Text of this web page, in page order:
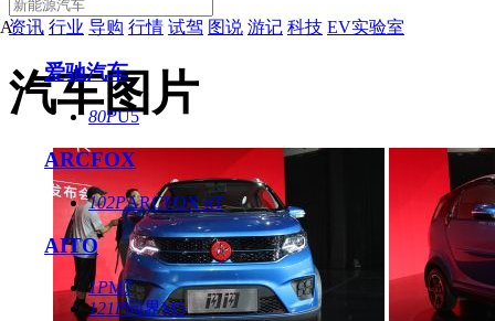
资讯 行业 导购 行情 试驾 图说 游记 科技 EV实验室
汽车图片
A
爱驰汽车
80PU5
ARCFOX
102PARCFOX αT
AITO
1PM7
121P问界M5